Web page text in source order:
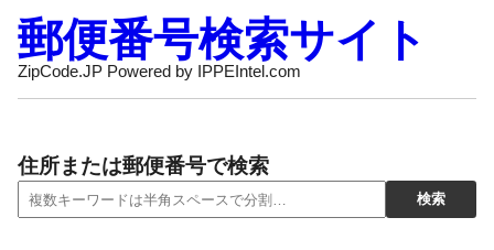
郵便番号検索サイト
ZipCode.JP Powered by IPPEIntel.com
住所または郵便番号で検索